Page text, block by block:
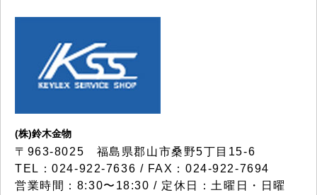
(株)鈴木金物
〒963-8025 福島県郡山市桑野5丁目15-6
TEL：024-922-7636 / FAX：024-922-7694
営業時間：8:30〜18:30 / 定休日：土曜日・日曜